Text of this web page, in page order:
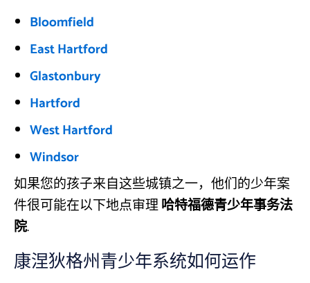
Bloomfield
East Hartford
Glastonbury
Hartford
West Hartford
Windsor
如果您的孩子来自这些城镇之一，他们的少年案
件很可能在以下地点审理哈特福德青少年事务法
院.
康涅狄格州青少年系统如何运作